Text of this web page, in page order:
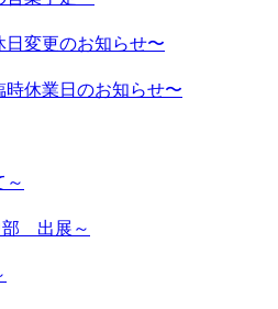
変更のお知らせ〜
休業日のお知らせ〜
～
部 出展～